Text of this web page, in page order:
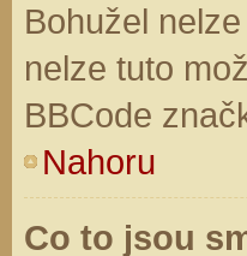
Bohužel
nelze tuto
BBCode
Nahoru
Co to jsou